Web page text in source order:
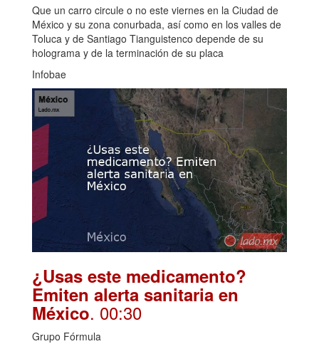
Que un carro circule o no este viernes en la Ciudad de
México y su zona conurbada, así como en los valles de
Toluca y de Santiago Tianguistenco depende de su
holograma y de la terminación de su placa
Infobae
¿Usas este medicamento?
Emiten alerta sanitaria en
México. 00:30
Grupo Fórmula